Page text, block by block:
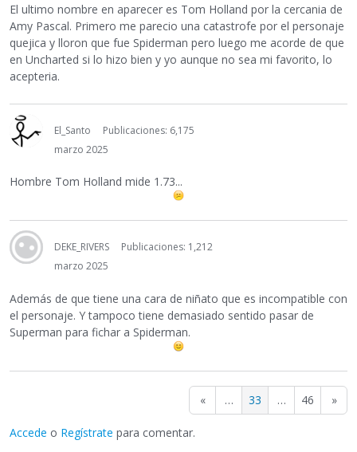
El ultimo nombre en aparecer es Tom Holland por la cercania de
Amy Pascal. Primero me parecio una catastrofe por el personaje
quejica y lloron que fue Spiderman pero luego me acorde de que
en Uncharted si lo hizo bien y yo aunque no sea mi favorito, lo
acepteria.
El_Santo
Publicaciones: 6,175
marzo 2025
Hombre Tom Holland mide 1.73...
DEKE_RIVERS
Publicaciones: 1,212
marzo 2025
Además de que tiene una cara de niñato que es incompatible con
el personaje. Y tampoco tiene demasiado sentido pasar de
Superman para fichar a Spiderman.
« … 33 … 46 »
Accede o Regístrate para comentar.